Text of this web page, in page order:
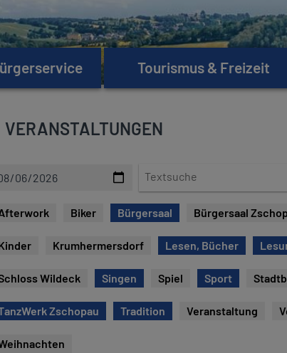
Tourismus & Freizeit
VERANSTALTUNGEN
x
t
u
Biker Bürgersaal Bürgersaal
Krumhermersdorf Lesen, Bücher
Wildeck Singen Spiel Sport
Zschopau Tradition Veranstaltung